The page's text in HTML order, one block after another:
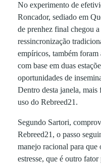
e
d
e
n
o
v
No experimento de
Roncador, sediado em
de prenhez final chegou
ressincronização
empíricos, também foram
com base em duas
oportunidades de
Dentro desta janela, mais
uso do Rebreed21.
Segundo Sartori,
Rebreed21, o passo
manejo racional para que
estresse, que é outro